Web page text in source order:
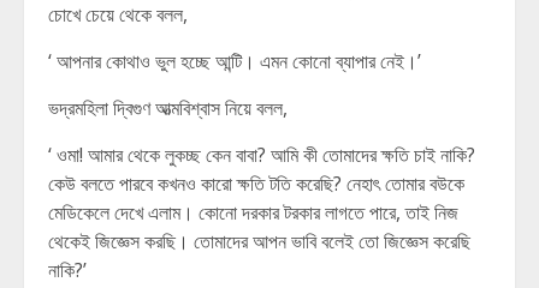
চোখে চেয়ে থেকে বলল,
‘ আপনার কোথাও ভুল হচ্ছে আন্টি। এমন কোনো ব্যাপার নেই।’
ভদ্রমহিলা দ্বিগুণ আত্মবিশ্বাস নিয়ে বলল,
‘ ওমা! আমার থেকে লুকচ্ছ কেন বাবা? আমি কী তোমাদের ক্ষতি চাই নাকি?
কেউ বলতে পারবে কখনও কারো ক্ষতি টতি করেছি? নেহাৎ তোমার বউকে
মেডিকেলে দেখে এলাম। কোনো দরকার টরকার লাগতে পারে, তাই নিজ
থেকেই জিজ্ঞেস করছি। তোমাদের আপন ভাবি বলেই তো জিজ্ঞেস করেছি
নাকি?’